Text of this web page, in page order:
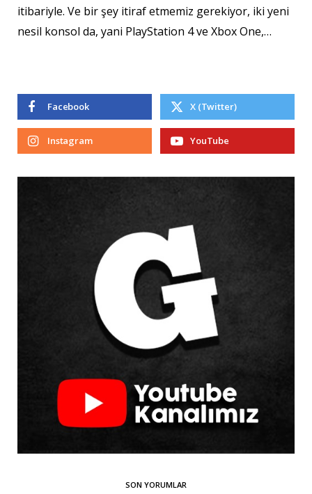
itibariyle. Ve bir şey itiraf etmemiz gerekiyor, iki yeni
nesil konsol da, yani PlayStation 4 ve Xbox One,…
Facebook X (Twitter)
Instagram YouTube
SON YORUMLAR